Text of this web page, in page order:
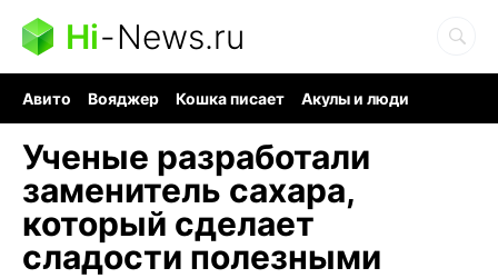
Hi-News.ru
Авито Вояджер Кошка писает
Акулы и люди
Ученые разработали
заменитель сахара,
который сделает
сладости полезными